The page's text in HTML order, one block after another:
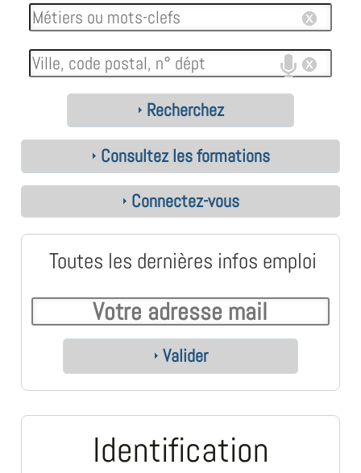
Recherchez
Consultez les formations
Connectez-vous
Toutes les dernières infos emploi
Valider
Identification